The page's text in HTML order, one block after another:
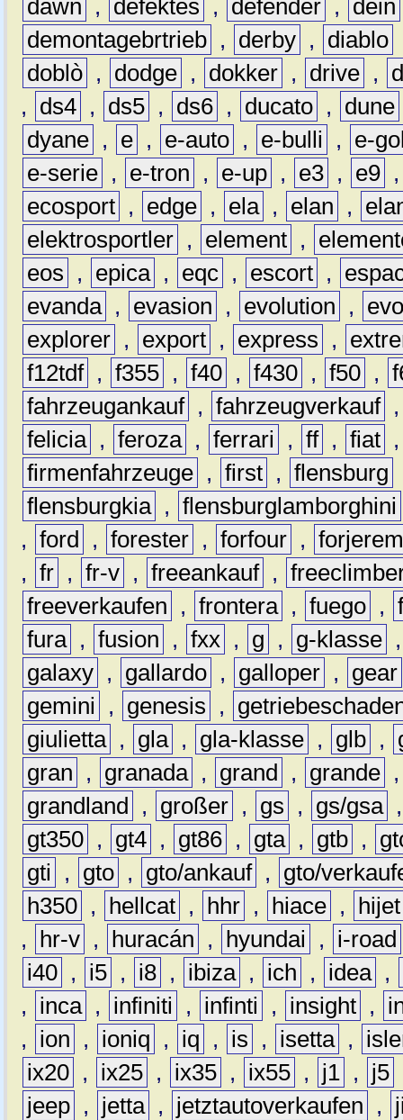
dawn , defektes , defender , dein
demontagebrtrieb , derby , diablo
doblò , dodge , dokker , drive ,
,
ds4 , ds5 , ds6 , ducato , dune
dyane , e , e-auto , e-bulli ,
e-
e-serie , e-tron , e-up , e3 , e9
ecosport , edge , ela , elan ,
elektrosportler , element ,
eos
, epica , eqc , escort ,
evanda , evasion , evolution ,
explorer , export , express ,
f12tdf , f355 , f40 , f430 , f50 ,
fahrzeugankauf , fahrzeugverkauf
felicia , feroza , ferrari , ff , fiat
firmenfahrzeuge , first , flensburg
flensburgkia , flensburglamborghini
, ford , forester , forfour ,
, fr , fr-v , freeankauf ,
freeverkaufen
, frontera , fuego ,
fura , fusion , fxx , g , g-klasse
galaxy , gallardo , galloper ,
gear
gemini
, genesis ,
giulietta , gla , gla-klasse , glb ,
gran
, granada , grand , grande
grandland
, großer , gs , gs/gsa
gt350 , gt4 , gt86 , gta , gtb ,
gti
, gto , gto/ankauf ,
gto/
h350 , hellcat , hhr , hiace ,
hijet
,
hr-v , huracán , hyundai ,
i-road
i40 , i5 , i8 , ibiza , ich , idea ,
,
inca , infiniti , infinti , insight ,
,
ion , ioniq , iq , is , isetta ,
ix20 , ix25 , ix35 , ix55 , j1 , j5
jeep , jetta , jetztautoverkaufen ,